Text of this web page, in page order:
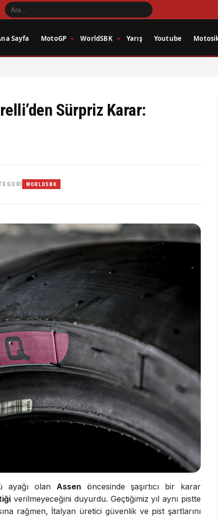
Sayfa MotoGP WorldSBK Yarış Youtube
Sürpriz Karar:
WORLDSBK
ayağı olan Assen öncesinde şaşırtıcı bir karar
verilmeyeceğini duyurdu. Geçtiğimiz yıl aynı pistte
rağmen, İtalyan üretici güvenlik ve pist şartlarını